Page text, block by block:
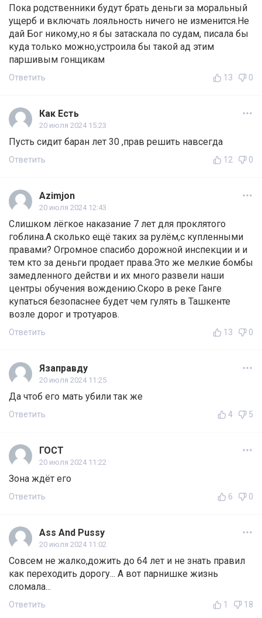
Пока родственники будут брать деньги за моральный
ущерб и включать лояльность ничего не изменится.Не
дай Бог никому,но я бы затаскала по судам, писала бы
куда только можно,устроила бы такой ад этим
паршивым гонщикам
Ответить 13 0
Как Есть
20 июля 2024 15:23
Пусть сидит баран лет 30 ,прав решить навсегда
Ответить 12 0
Azimjon
20 июля 2024 12:43
Слишком лёгкое наказание 7 лет для проклятого
гоблина.А сколько ещё таких за рулём,с купленными
правами? Огромное спасибо дорожной инспекции и и
тем кто за деньги продает права.Это же мелкие бомбы
замедленного действи и их много развели наши
центры обучения вождению.Скоро в реке Ганге
купаться безопаснее будет чем гулять в Ташкенте
возле дорог и тротуаров.
Ответить 13 0
Язаправду
20 июля 2024 11:25
Да чтоб его мать убили так же
Ответить 4 5
ГОСТ
20 июля 2024 11:22
Зона ждёт его
Ответить 6 0
Ass And Pussy
20 июля 2024 11:02
Совсем не жалко,дожить до 64 лет и не знать правил
как переходить дорогу... А вот парнишке жизнь
сломала...
Ответить 1 18